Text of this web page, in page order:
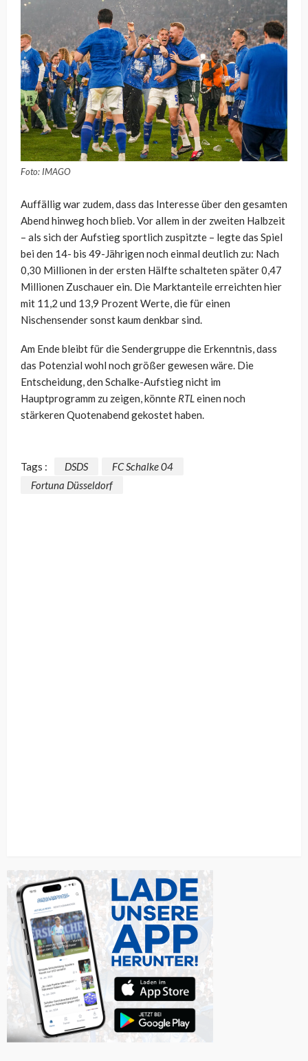
Foto: IMAGO
Auffällig war zudem, dass das Interesse über den gesamten
Abend hinweg hoch blieb. Vor allem in der zweiten Halbzeit
– als sich der Aufstieg sportlich zuspitzte – legte das Spiel
bei den 14- bis 49-Jährigen noch einmal deutlich zu: Nach
0,30 Millionen in der ersten Hälfte schalteten später 0,47
Millionen Zuschauer ein. Die Marktanteile erreichten hier
mit 11,2 und 13,9 Prozent Werte, die für einen
Nischensender sonst kaum denkbar sind.
Am Ende bleibt für die Sendergruppe die Erkenntnis, dass
das Potenzial wohl noch größer gewesen wäre. Die
Entscheidung, den Schalke-Aufstieg nicht im
Hauptprogramm zu zeigen, könnte RTLeinen noch
stärkeren Quotenabend gekostet haben.
Tags : DSDS
FC Schalke 04
Fortuna Düsseldorf